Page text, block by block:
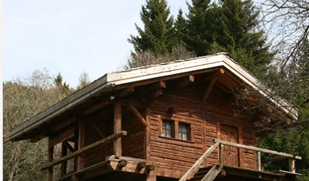
CHALET INDIVIDUEL
01 - HABITAT RESIDENTIEL